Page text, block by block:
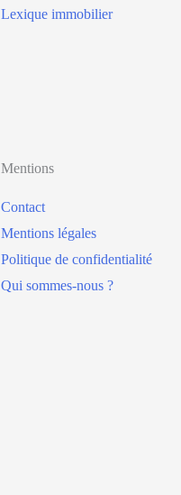
Lexique immobilier
Mentions
Contact
Mentions légales
Politique de confidentialité
Qui sommes-nous ?